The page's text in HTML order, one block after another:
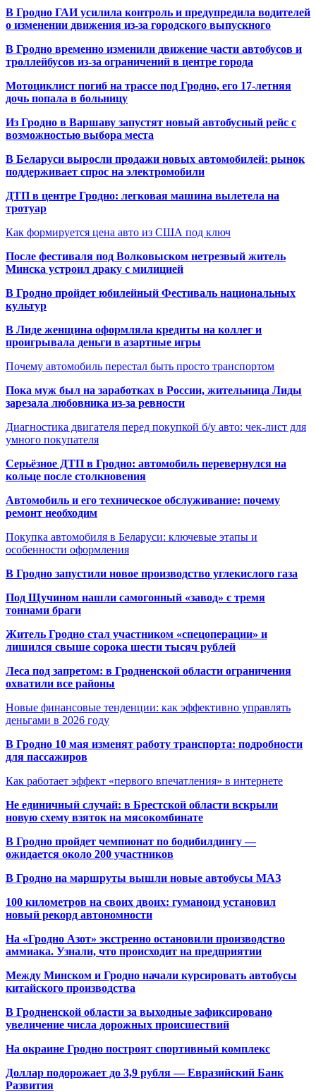
В Гродно ГАИ усилила контроль и предупредила водителей
о изменении движения из-за городского выпускного
В Гродно временно изменили движение части автобусов и
троллейбусов из-за ограничений в центре города
Мотоциклист погиб на трассе под Гродно, его 17-летняя
дочь попала в больницу
Из Гродно в Варшаву запустят новый автобусный рейс с
возможностью выбора места
В Беларуси выросли продажи новых автомобилей: рынок
поддерживает спрос на электромобили
ДТП в центре Гродно: легковая машина вылетела на
тротуар
Как формируется цена авто из США под ключ
После фестиваля под Волковыском нетрезвый житель
Минска устроил драку с милицией
В Гродно пройдет юбилейный Фестиваль национальных
культур
В Лиде женщина оформляла кредиты на коллег и
проигрывала деньги в азартные игры
Почему автомобиль перестал быть просто транспортом
Пока муж был на заработках в России, жительница Лиды
зарезала любовника из-за ревности
Диагностика двигателя перед покупкой б/у авто: чек-лист для
умного покупателя
Серьёзное ДТП в Гродно: автомобиль перевернулся на
кольце после столкновения
Автомобиль и его техническое обслуживание: почему
ремонт необходим
Покупка автомобиля в Беларуси: ключевые этапы и
особенности оформления
В Гродно запустили новое производство углекислого газа
Под Щучином нашли самогонный «завод» с тремя
тоннами браги
Житель Гродно стал участником «спецоперации» и
лишился свыше сорока шести тысяч рублей
Леса под запретом: в Гродненской области ограничения
охватили все районы
Новые финансовые тенденции: как эффективно управлять
деньгами в 2026 году
В Гродно 10 мая изменят работу транспорта: подробности
для пассажиров
Как работает эффект «первого впечатления» в интернете
Не единичный случай: в Брестской области вскрыли
новую схему взяток на мясокомбинате
В Гродно пройдет чемпионат по бодибилдингу —
ожидается около 200 участников
В Гродно на маршруты вышли новые автобусы МАЗ
100 километров на своих двоих: гуманоид установил
новый рекорд автономности
На «Гродно Азот» экстренно остановили производство
аммиака. Узнали, что происходит на предприятии
Между Минском и Гродно начали курсировать автобусы
китайского производства
В Гродненской области за выходные зафиксировано
увеличение числа дорожных происшествий
На окраине Гродно построят спортивный комплекс
Доллар подорожает до 3,9 рубля — Евразийский Банк
Развития